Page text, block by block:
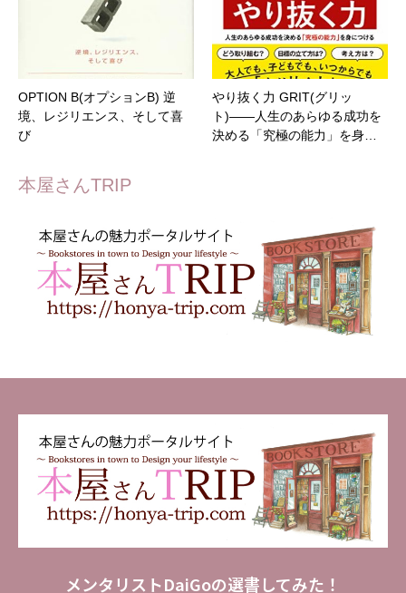
OPTION B(オプションB) 逆
境、レジリエンス、そして喜
び
やり抜く力 GRIT(グリッ
ト)――人生のあらゆる成功を
決める「究極の能力」を身…
本屋さんTRIP
メンタリストDaiGoの選書してみた！